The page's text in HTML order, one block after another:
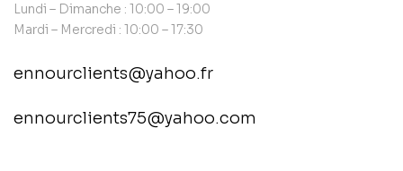
Lundi – Dimanche : 10:00 – 19:00
Mardi – Mercredi : 10:00 – 17:30
ennourclients@yahoo.fr
ennourclients75@yahoo.com